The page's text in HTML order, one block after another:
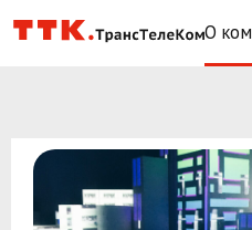
О компании